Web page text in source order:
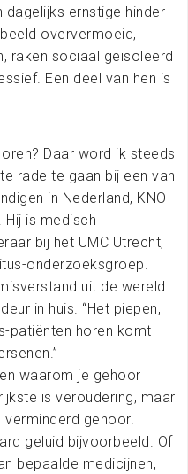
dagelijks ernstige hinder
oververmoeid,
raken sociaal geïsoleerd
Een deel van hen is
Daar word ik steeds
rade te gaan bij een van
in Nederland, KNO-
is medisch
bij het UMC Utrecht,
onderzoeksgroep.
uit de wereld
in huis. “Het piepen,
patiënten horen komt
waarom je gehoor
is veroudering, maar
gehoor.
geluid bijvoorbeeld. Of
bepaalde medicijnen,